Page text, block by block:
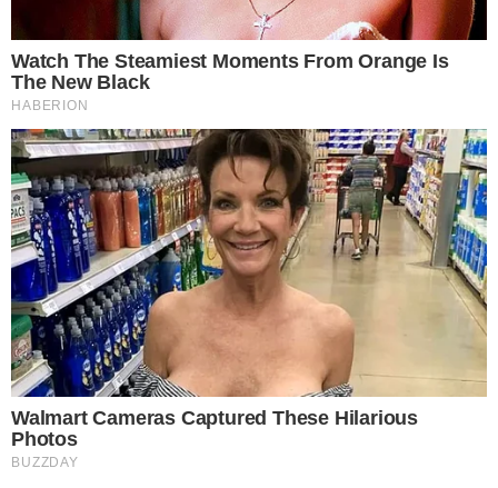
7 เกลือ น้ำส้มสายชู
เพียงผสมน้ำส้มสายชูและเกลือเม็ดเข้าด้วยกัน แล้วใช้ฟองน้ำชุบขัด
ให้ทั่วรอยไหม้ที่กระทะ นอกจากทำความสะอาดกระทะได้อ ย่ า ง
หมดจดแล้วยังช่วยให้รอยฝังแน่นล้างออกย า กหลุดออกอย่ างง่าย